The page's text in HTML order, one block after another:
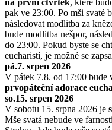
na první čtvrtek, které
pak ve 23:00. Po mši svaté
následovat modlitba za
bude modlitba nešpor,
do 23:00. Pokud byste se
eucharistí, je možné se
pá.7. srpen 2026
V pátek 7.8. od 17:00 bude
prvopáteční adorace
so.15. srpen 2026
V sobotu 15. srpna 2026 je
Mše svatá nebude ve